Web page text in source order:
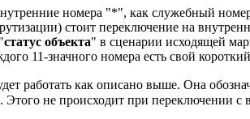
номера "*", как служебный
стоит переключение на
статус объекта" в сценарии исходящей
11-значного номера есть свой
работать как описано выше. Она
Этого не происходит при переключении